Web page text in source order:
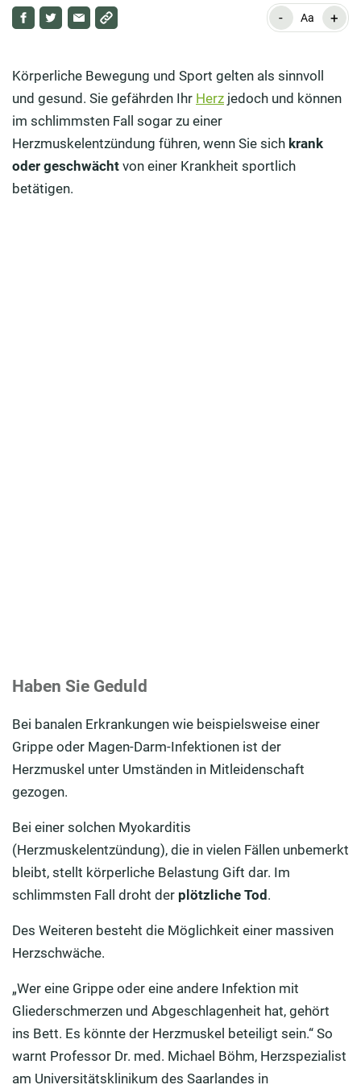
Haben Sie Geduld
Drei Monate konsequente Schonung
Wann ist man zu krank, um Sport zu machen?
Vermindern Sie das Risiko
Gesundheits-Pass für ein gesundes Herz
- Aa +
Körperliche Bewegung und Sport gelten als sinnvoll
und gesund. Sie gefährden Ihr Herz jedoch und können
im schlimmsten Fall sogar zu einer
Herzmuskelentzündung führen, wenn Sie sich krank
oder geschwächt von einer Krankheit sportlich
betätigen.
Haben Sie Geduld
Bei banalen Erkrankungen wie beispielsweise einer
Grippe oder Magen-Darm-Infektionen ist der
Herzmuskel unter Umständen in Mitleidenschaft
gezogen.
Bei einer solchen Myokarditis
(Herzmuskelentzündung), die in vielen Fällen unbemerkt
bleibt, stellt körperliche Belastung Gift dar. Im
schlimmsten Fall droht der plötzliche Tod .
Des Weiteren besteht die Möglichkeit einer massiven
Herzschwäche.
„Wer eine Grippe oder eine andere Infektion mit
Gliederschmerzen und Abgeschlagenheit hat, gehört
ins Bett. Es könnte der Herzmuskel beteiligt sein.“ So
warnt Professor Dr. med. Michael Böhm, Herzspezialist
am Universitätsklinikum des Saarlandes in